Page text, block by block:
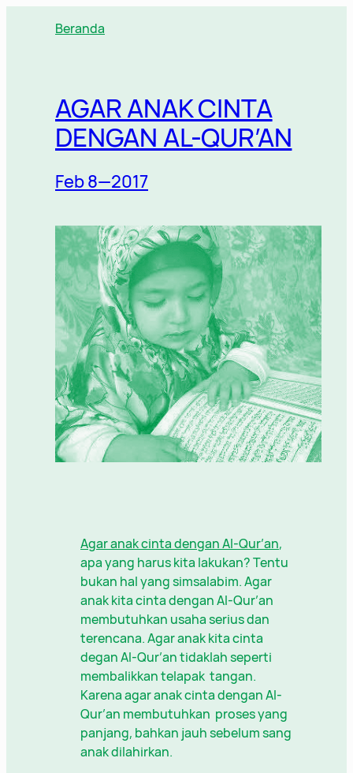
Beranda
AGAR ANAK CINTA
DENGAN AL-QUR’AN
Feb 8—2017
Agar anak cinta dengan Al-Qur’an,
apa yang harus kita lakukan? Tentu
bukan hal yang simsalabim. Agar
anak kita cinta dengan Al-Qur’an
membutuhkan usaha serius dan
terencana. Agar anak kita cinta
degan Al-Qur’an tidaklah seperti
membalikkan telapak tangan.
Karena agar anak cinta dengan Al-
Qur’an membutuhkan proses yang
panjang, bahkan jauh sebelum sang
anak dilahirkan.